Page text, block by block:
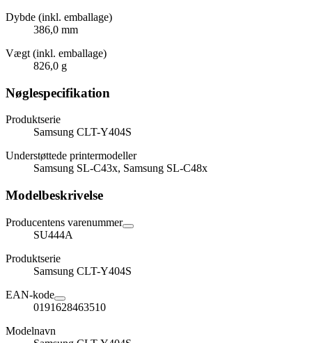
Dybde (inkl. emballage)
386,0 mm
Vægt (inkl. emballage)
826,0 g
Nøglespecifikation
Produktserie
Samsung CLT-Y404S
Understøttede printermodeller
Samsung SL-C43x, Samsung SL-C48x
Modelbeskrivelse
Producentens varenummer
SU444A
Produktserie
Samsung CLT-Y404S
EAN-kode
0191628463510
Modelnavn